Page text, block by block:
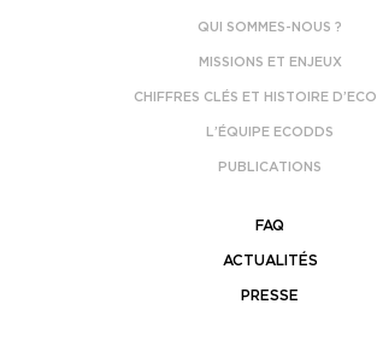
QUI SOMMES-NOUS ?
MISSIONS ET ENJEUX
CHIFFRES CLÉS ET HISTOIRE
L’ÉQUIPE ECODDS
PUBLICATIONS
FAQ
ACTUALITÉS
PRESSE